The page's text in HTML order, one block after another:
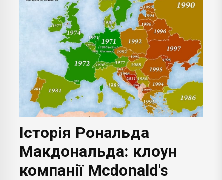
Історія Рональда
Макдональда: клоун
компанії Mcdonald's